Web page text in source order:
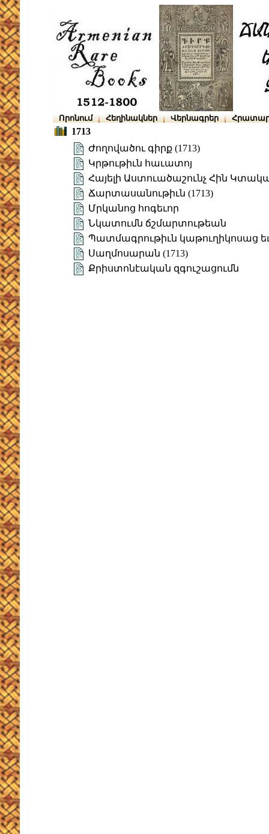
Որոնում Հեղինակներ Վերնագրեր
1713
Ժողովածու գիրք (1713)
Կրթութիւն հաւատոյ
Հայելի Աստուածաշունչ Հին
Ճարտասանութիւն (1713)
Մրկանոց հոգեւոր
Նկատումն ճշմարտութեան
Պատմագրութիւն կաթուղիկոսաց
Սաղմոսարան (1713)
Քրիստոնէական զգուշացումն